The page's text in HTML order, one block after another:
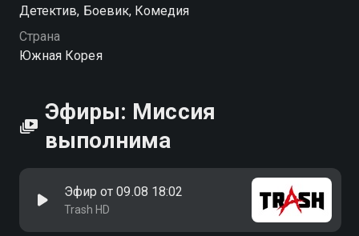
Детектив, Боевик, Комедия
Страна
Южная Корея
Эфиры: Миссия
выполнима
Эфир от 09.08 18:02
Trash HD